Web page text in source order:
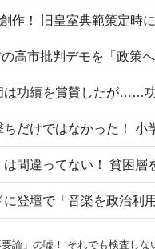
論」の嘘！ それでも検査し